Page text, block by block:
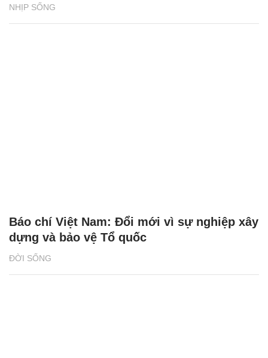
NHỊP SỐNG
ĐỜI SỐNG
Báo chí Việt Nam: Đổi mới vì sự nghiệp xây
dựng và bảo vệ Tổ quốc